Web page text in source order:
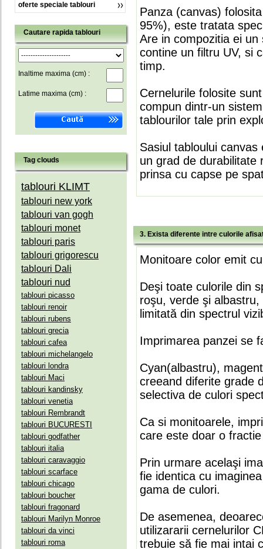
oferte speciale tablouri
Cautare rapida tablouri
Inaltime maxima (cm) :
Latime maxima (cm) :
Tag clouds
tablouri KLIMT
tablouri new york
tablouri van gogh
tablouri monet
tablouri paris
tablouri grigorescu
tablouri Dali
tablouri nud
tablouri picasso
tablouri renoir
tablouri rubens
tablouri grecia
tablouri cafea
tablouri michelangelo
tablouri londra
tablouri Maci
tablouri kandinsky
tablouri venetia
tablouri Rembrandt
tablouri BUCURESTI
tablouri godfather
tablouri italia
tablouri caravaggio
tablouri scarface
tablouri chicago
tablouri boucher
tablouri fragonard
tablouri Marilyn Monroe
tablouri da vinci
tablouri roma
Panza (canvas)
95%), este tratata
Are in compozitia ei
contine un filtru UV, si
timp.
Cernelurile folosite
compun dintr-un
tablourilor tale prin
Sasiul tabloului
un grad de durabilitate
prinsa cu capse pe
3. Exista diferente intre culorile
Monitoare color emit
Deşi toate culorile din
roşu, verde şi
limitată din spectrul
Imprimarea panzei se
Cyan(albastru),
creeand diferite grade
selectiva de culori
Ca si monitoarele,
care este doar o
Prin urmare acelaşi
fie identica cu
gama de culori.
De asemenea,
utilizararii cernelurilor
trebuie să fie mai intai